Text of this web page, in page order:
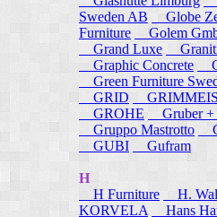
Sweden AB
Globe
Furniture
Golem
Grand Luxe
Graphic Concrete
Green Furniture
GRID
GROHE
Gruber +
Gruppo Mastrotto
GUBI
Gufram
H
H Furniture
H.
KORVELA
Hans